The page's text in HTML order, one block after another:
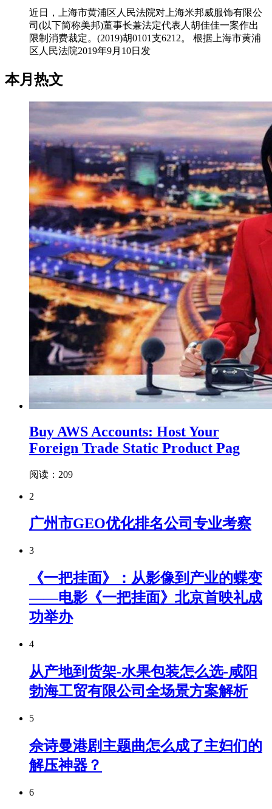
近日，上海市黄浦区人民法院对上海米邦威服饰有限公
司(以下简称美邦)董事长兼法定代表人胡佳佳一案作出
限制消费裁定。(2019)胡0101支6212。 根据上海市黄浦
区人民法院2019年9月10日发
本月热文
Buy AWS Accounts: Host Your
Foreign Trade Static Product Pag
阅读：209
2
广州市GEO优化排名公司专业考察
3
《一把挂面》：从影像到产业的蝶变
——电影《一把挂面》北京首映礼成
功举办
4
从产地到货架-水果包装怎么选-咸阳
勃海工贸有限公司全场景方案解析
5
佘诗曼港剧主题曲怎么成了主妇们的
解压神器？
6